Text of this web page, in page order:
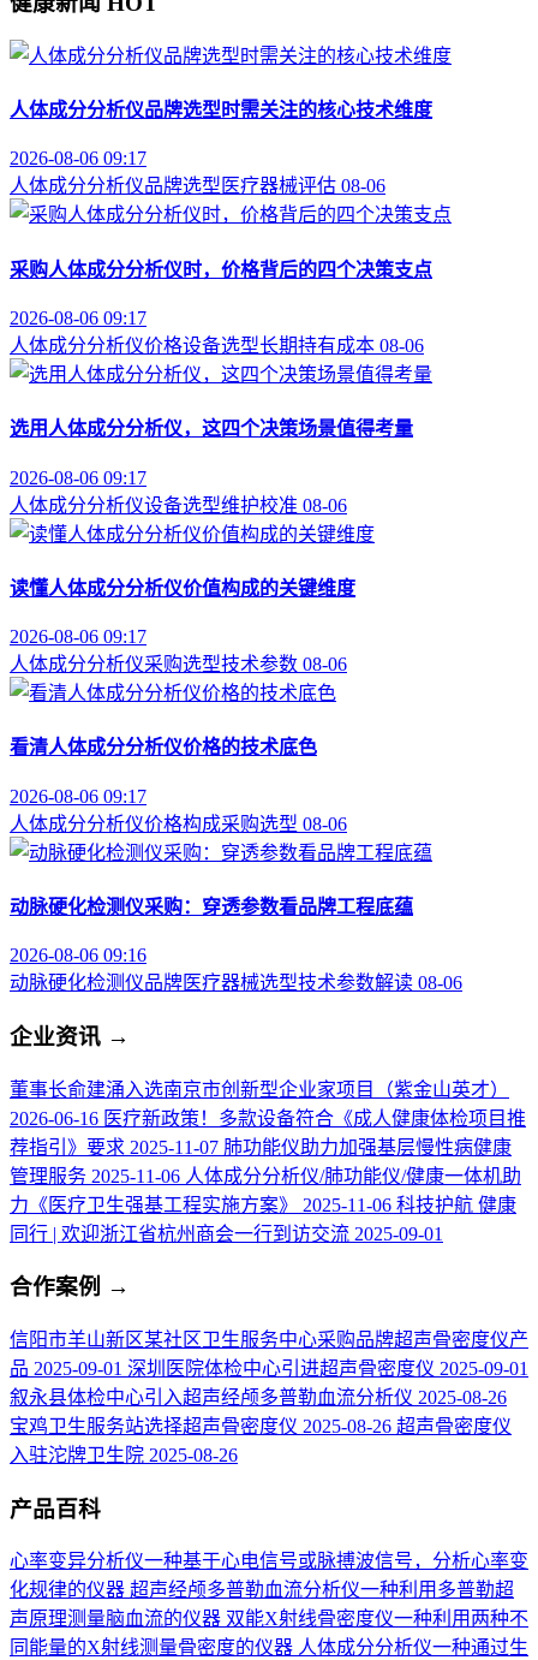
人体成分分析仪品牌选型时需关注的核心技术维度
2026-08-06 09:17
人体成分分析仪品牌选型 医疗器械评估 08-06
采购人体成分分析仪时，价格背后的四个决策支点
2026-08-06 09:17
人体成分分析仪价格设备选型长期持有成本 08-06
选用人体成分分析仪，这四个决策场景值得考量
2026-08-06 09:17
人体成分分析仪设备选型维护校准 08-06
读懂人体成分分析仪价值构成的关键维度
2026-08-06 09:17
人体成分分析仪采购选型技术参数 08-06
看清人体成分分析仪价格的技术底色
2026-08-06 09:17
人体成分分析仪价格构成采购选型 08-06
动脉硬化检测仪采购：穿透参数看品牌工程底蕴
2026-08-06 09:16
动脉硬化检测仪品牌医疗器械选型技术参数解读 08-06
企业资讯 →
董事长俞建涌入选南京市创新型企业家项目（紫金山英才）
2026-06-16 医疗新政策！多款设备符合《成人健康体检项目推
荐指引》要求 2025-11-07 肺功能仪助力加强基层慢性病健康
管理服务 2025-11-06 人体成分分析仪/肺功能仪/健康一体机助
力《医疗卫生强基工程实施方案》
2025-11-06 科技护航 健康
同行 | 欢迎浙江省杭州商会一行到访交流 2025-09-01
合作案例 →
信阳市羊山新区某社区卫生服务中心采购品牌超声骨密度仪产
品 2025-09-01 深圳医院体检中心引进超声骨密度仪 2025-09-01
叙永县体检中心引入超声经颅多普勒血流分析仪 2025-08-26
宝鸡卫生服务站选择超声骨密度仪 2025-08-26 超声骨密度仪
入驻沱牌卫生院 2025-08-26
产品百科
心率变异分析仪一种基于心电信号或脉搏波信号，分析心率变
化规律的仪器 超声经颅多普勒血流分析仪一种利用多普勒超
声原理测量脑血流的仪器 双能X射线骨密度仪一种利用两种不
同能量的X射线测量骨密度的仪器 人体成分分析仪一种通过生